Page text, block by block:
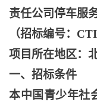
责任公司停车服
（招标编号：
项目所在地区：
一、招标条件
本中国青少年社